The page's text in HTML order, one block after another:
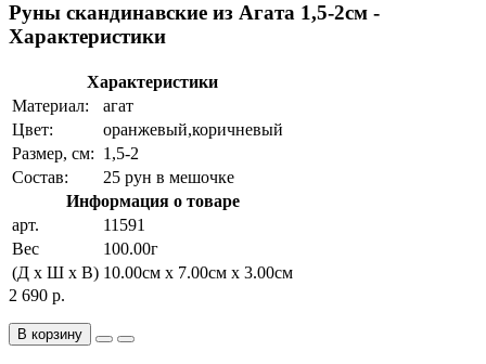
Руны скандинавские из Агата 1,5-2см -
Характеристики
Характеристики
Материал:
агат
Цвет:
оранжевый,коричневый
Размер, см: 1,5-2
Состав:
25 рун в мешочке
Информация о товаре
арт.
11591
Вес
100.00г
(Д x Ш x В) 10.00см x 7.00см x 3.00см
2 690 р.
В корзину